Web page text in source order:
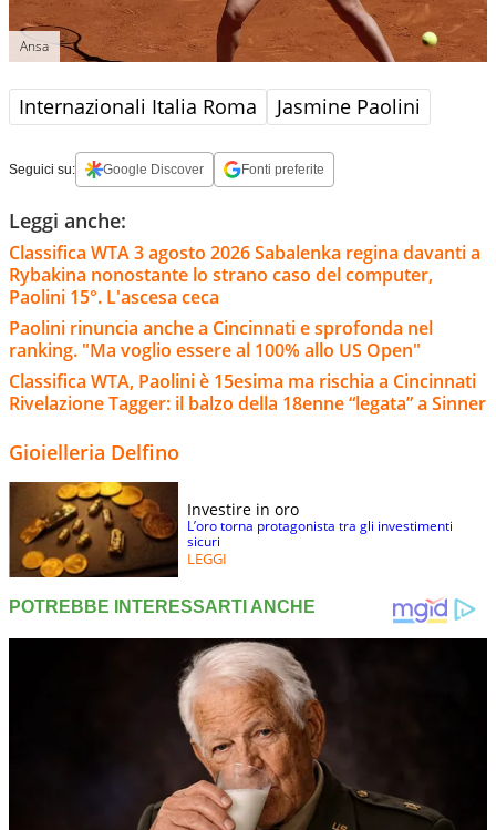
Ansa
Internazionali Italia Roma Jasmine Paolini
Seguici su: Google Discover Fonti preferite
Leggi anche:
Classifica WTA 3 agosto 2026 Sabalenka regina davanti a
Rybakina nonostante lo strano caso del computer,
Paolini 15°. L'ascesa ceca
Paolini rinuncia anche a Cincinnati e sprofonda nel
ranking. "Ma voglio essere al 100% allo US Open"
Classifica WTA, Paolini è 15esima ma rischia a Cincinnati
Rivelazione Tagger: il balzo della 18enne “legata” a Sinner
Gioielleria Delfino
Investire in oro
L’oro torna protagonista tra gli investimenti
sicuri
LEGGI